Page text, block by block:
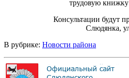
трудовую
Консультации будут
Слюдянка,
В рубрике: Новости района